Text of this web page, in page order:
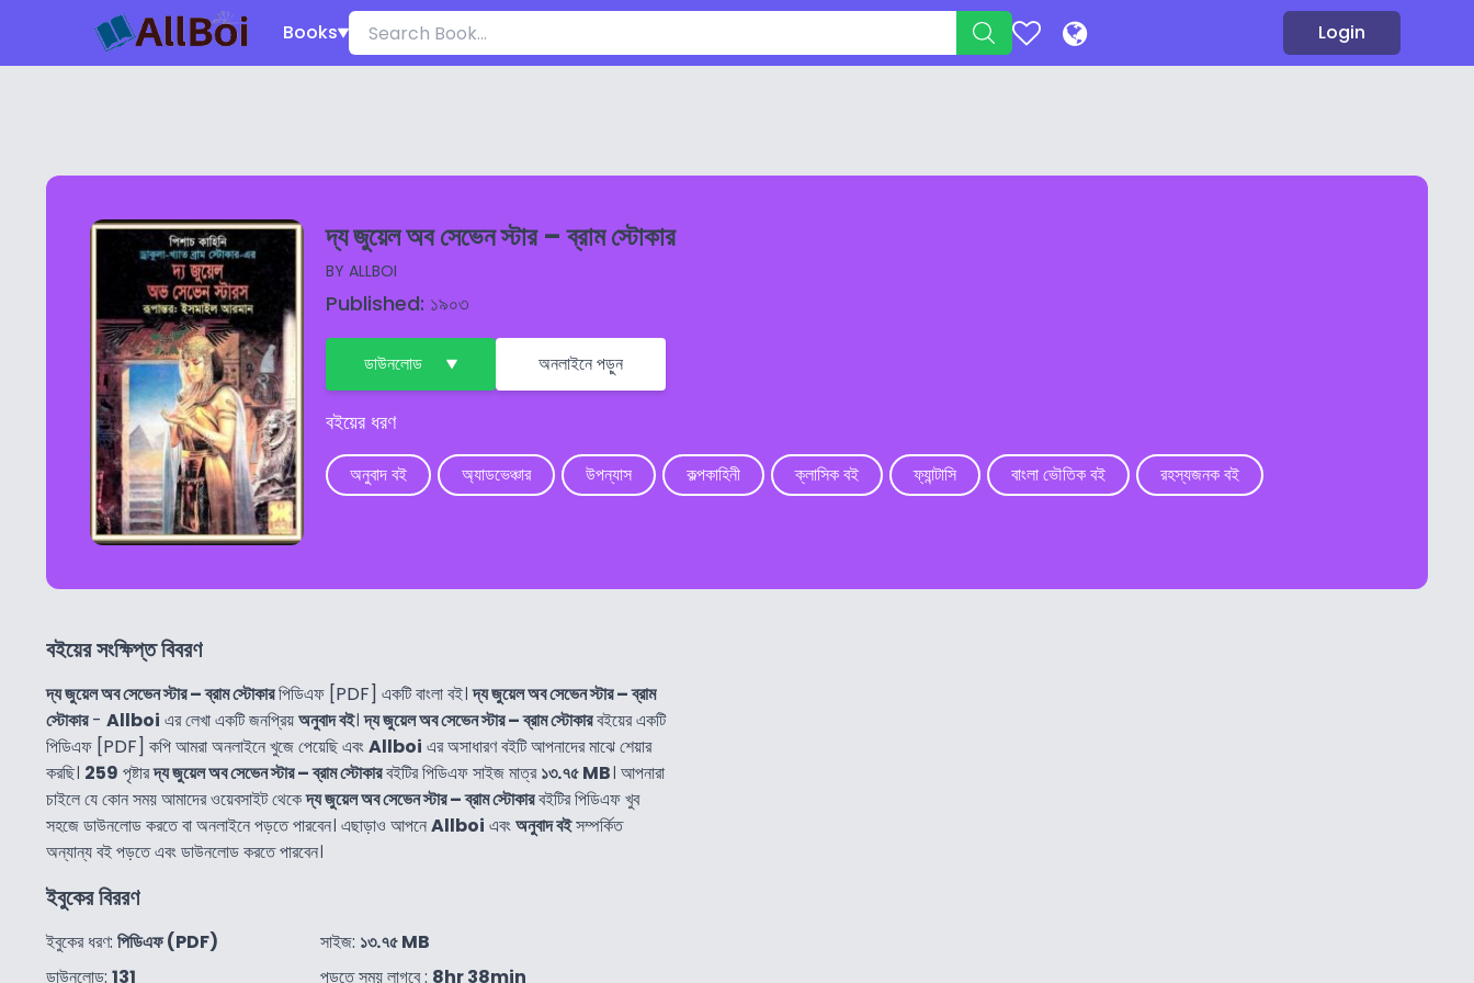
Books Login
দ্য জুয়েল অব সেভেন স্টার – ব্রাম স্টোকার
BY ALLBOI
Published: ১৯০৩
ডাউনলোড অনলাইনে পড়ুন
বইয়ের ধরণ
অনুবাদ বই অ্যাডভেঞ্চার উপন্যাস কল্পকাহিনী ক্লাসিক বই ফ্যান্টাসি বাংলা ভৌতিক বই রহস্যজনক বই
বইয়ের সংক্ষিপ্ত বিবরণ
দ্য জুয়েল অব সেভেন স্টার – ব্রাম স্টোকারপিডিএফ [PDF] একটি বাংলা বই।দ্য জুয়েল অব সেভেন স্টার – ব্রাম
স্টোকার- Allboi এর লেখা একটি জনপ্রিয়অনুবাদ বই।দ্য জুয়েল অব সেভেন স্টার – ব্রাম স্টোকারবইয়ের একটি
পিডিএফ [PDF] কপি আমরা অনলাইনে খুজে পেয়েছি এবংAllboi এর অসাধারণ বইটি আপনাদের মাঝে শেয়ার
করছি। 259 পৃষ্টারদ্য জুয়েল অব সেভেন স্টার – ব্রাম স্টোকারবইটির পিডিএফ সাইজ মাত্র১৩.৭৫ MB। আপনারা
চাইলে যে কোন সময় আমাদের ওয়েবসাইট থেকেদ্য জুয়েল অব সেভেন স্টার – ব্রাম স্টোকারবইটির পিডিএফ খুব
সহজে ডাউনলোড করতে বা অনলাইনে পড়তে পারবেন। এছাড়াও আপনেAllboi এবংঅনুবাদ বইসম্পর্কিত
অন্যান্য বই পড়তে এবং ডাউনলোড করতে পারবেন।
ইবুকের বিররণ
ইবুকের ধরণ: পিডিএফ (PDF)
ডাউনলোড: 131
সাইজ: ১৩.৭৫ MB
পড়তে সময় লাগবে : 8hr 38min